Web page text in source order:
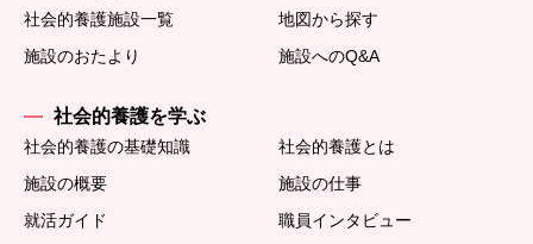
社会的養護施設一覧
地図から探す
施設のおたより
施設へのQ&A
社会的養護を学ぶ
社会的養護の基礎知識
社会的養護とは
施設の概要
施設の仕事
就活ガイド
職員インタビュー